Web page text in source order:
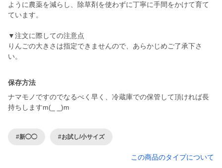
ように農薬を減らし、除草剤を使わずに丁寧に手間をかけて育て
ています。
▼注文に際しての注意点
りんごの大きさは指定できませんので、あらかじめご了承下さ
い。
保存方法
ナマモノですのでなるべく早く、冷蔵庫での保管して頂ければ長
持ちしますm(_ _)m
#新◯◯ #お試し/小サイズ
この商品のタイプについて